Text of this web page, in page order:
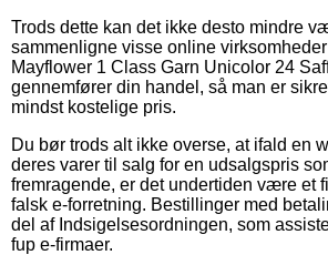
Trods dette kan det ikke desto mindre
sammenligne visse online
Mayflower 1 Class Garn Unicolor 24
gennemfører din handel, så man er
mindst kostelige pris.
Du bør trods alt ikke overse, at ifald en
deres varer til salg for en udsalgspris
fremragende, er det undertiden være et
falsk e-forretning. Bestillinger med
del af Indsigelsesordningen, som
fup e-firmaer.